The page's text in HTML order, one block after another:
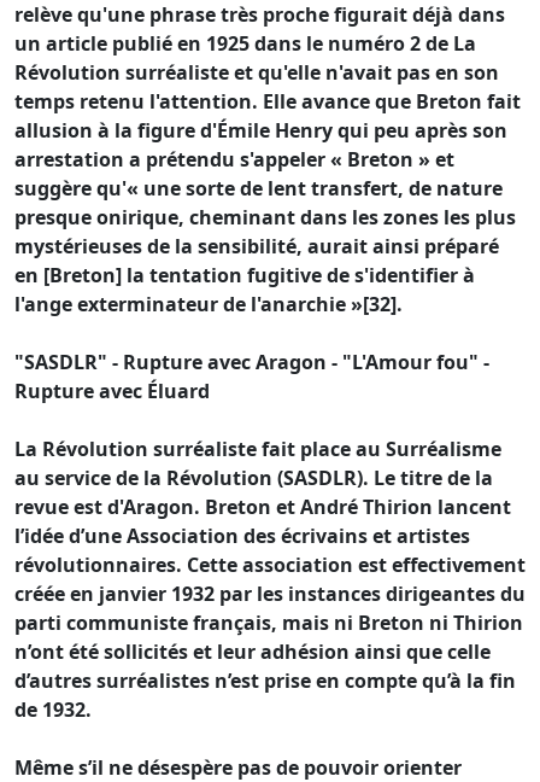
relève qu'une phrase très proche figurait déjà dans
un article publié en 1925 dans le numéro 2 de La
Révolution surréaliste et qu'elle n'avait pas en son
temps retenu l'attention. Elle avance que Breton fait
allusion à la figure d'Émile Henry qui peu après son
arrestation a prétendu s'appeler « Breton » et
suggère qu'« une sorte de lent transfert, de nature
presque onirique, cheminant dans les zones les plus
mystérieuses de la sensibilité, aurait ainsi préparé
en [Breton] la tentation fugitive de s'identifier à
l'ange exterminateur de l'anarchie »[32].
"SASDLR" - Rupture avec Aragon - "L'Amour fou" -
Rupture avec Éluard
La Révolution surréaliste fait place au Surréalisme
au service de la Révolution (SASDLR). Le titre de la
revue est d'Aragon. Breton et André Thirion lancent
l’idée d’une Association des écrivains et artistes
révolutionnaires. Cette association est effectivement
créée en janvier 1932 par les instances dirigeantes du
parti communiste français, mais ni Breton ni Thirion
n’ont été sollicités et leur adhésion ainsi que celle
d’autres surréalistes n’est prise en compte qu’à la fin
de 1932.
Même s’il ne désespère pas de pouvoir orienter